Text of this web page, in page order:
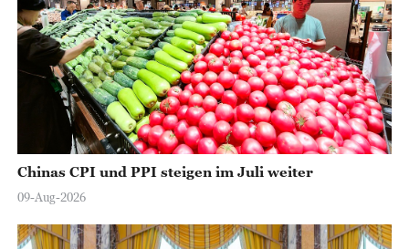
Chinas CPI und PPI steigen im Juli weiter
09-Aug-2026